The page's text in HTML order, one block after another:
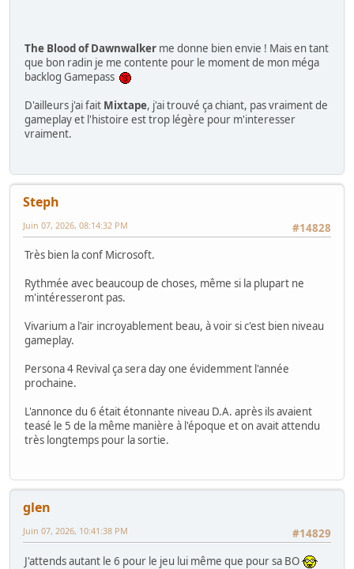
The Blood of Dawnwalker me donne bien envie ! Mais en tant
que bon radin je me contente pour le moment de mon méga
backlog Gamepass
D'ailleurs j'ai fait Mixtape, j'ai trouvé ça chiant, pas vraiment de
gameplay et l'histoire est trop légère pour m'interesser
vraiment.
Steph
#14828
Juin 07, 2026, 08:14:32 PM
Très bien la conf Microsoft.
Rythmée avec beaucoup de choses, même si la plupart ne
m'intéresseront pas.
Vivarium a l'air incroyablement beau, à voir si c'est bien niveau
gameplay.
Persona 4 Revival ça sera day one évidemment l'année
prochaine.
L'annonce du 6 était étonnante niveau D.A. après ils avaient
teasé le 5 de la même manière à l'époque et on avait attendu
très longtemps pour la sortie.
glen
#14829
Juin 07, 2026, 10:41:38 PM
J'attends autant le 6 pour le jeu lui même que pour sa BO